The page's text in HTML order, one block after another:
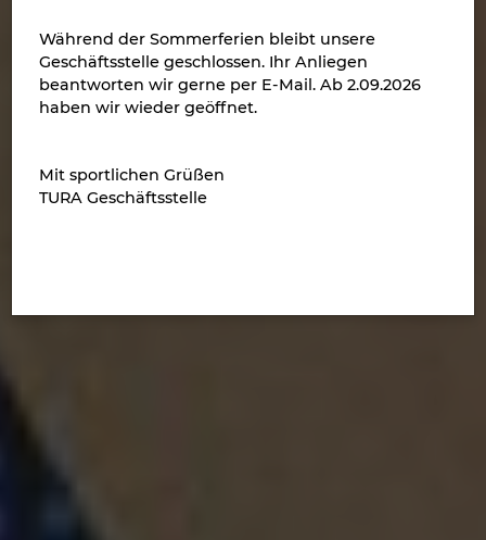
Während der Sommerferien bleibt unsere
Geschäftsstelle geschlossen. Ihr Anliegen
beantworten wir gerne per E-Mail. Ab 2.09.2026
haben wir wieder geöffnet.
Mit sportlichen Grüßen
TURA Geschäftsstelle